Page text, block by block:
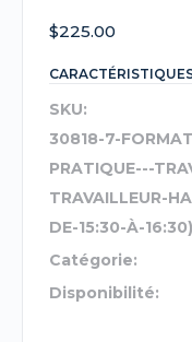
$225.00
SKU:
30818-7-
PRATIQUE---
TRAVAILLEUR-
DE-15:30-À-16:30)
Catégorie:
Disponibilité: